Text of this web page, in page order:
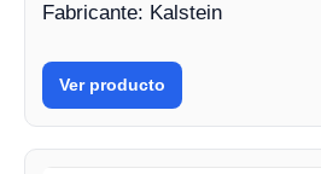
Fabricante: Kalstein
Ver producto